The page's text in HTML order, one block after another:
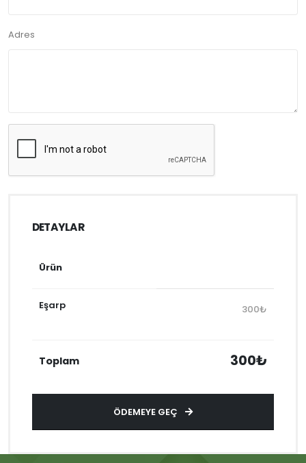
Adres
DETAYLAR
Ürün
Eşarp 300₺
Toplam 300₺
ÖDEMEYE GEÇ